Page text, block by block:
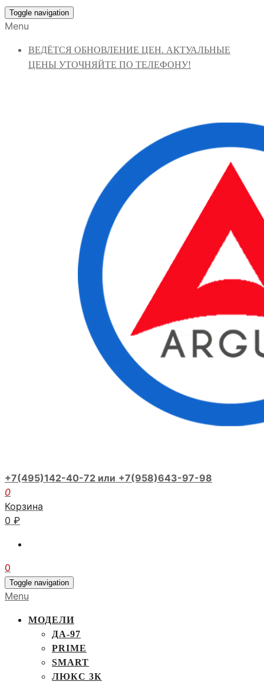
Toggle navigation
Menu
ВЕДЁТСЯ ОБНОВЛЕНИЕ ЦЕН. АКТУАЛЬНЫЕ
ЦЕНЫ УТОЧНЯЙТЕ ПО ТЕЛЕФОНУ!
+7(495)142-40-72 или +7(958)643-97-98
0
Корзина
0 ₽
0
Toggle navigation
Menu
МОДЕЛИ
ДА-97
PRIME
SMART
ЛЮКС 3К